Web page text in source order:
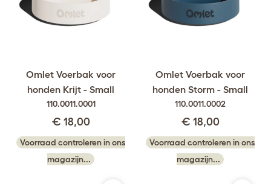
Omlet Voerbak voor
honden Krijt - Small
110.0011.0001
€ 18,00
Voorraad controleren in ons
magazijn...
Omlet Voerbak voor
honden Storm - Small
110.0011.0002
€ 18,00
Voorraad controleren in ons
magazijn...